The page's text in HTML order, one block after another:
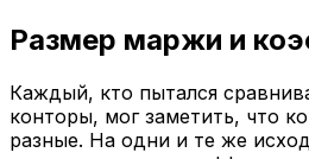
Размер маржи и
Каждый, кто пытался
конторы, мог заметить, что
разные. На одни и те же